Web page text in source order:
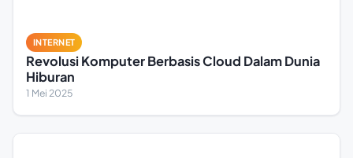
INTERNET
Revolusi Komputer Berbasis Cloud Dalam Dunia
Hiburan
1 Mei 2025